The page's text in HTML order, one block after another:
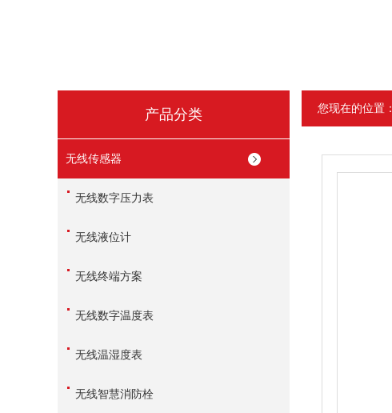
产品分类
无线传感器
无线数字压力表
无线液位计
无线终端方案
无线数字温度表
无线温湿度表
无线智慧消防栓
您现在的位置：